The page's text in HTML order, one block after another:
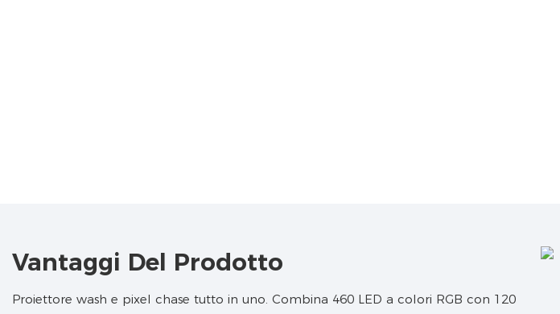
Vantaggi Del Prodotto
Proiettore wash e pixel chase tutto in uno. Combina 460 LED a colori RGB con 120